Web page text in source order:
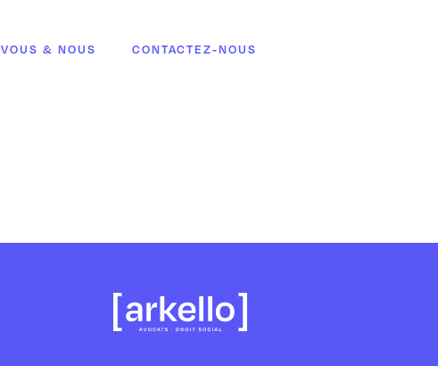
VOUS & NOUS CONTACTEZ-NOUS